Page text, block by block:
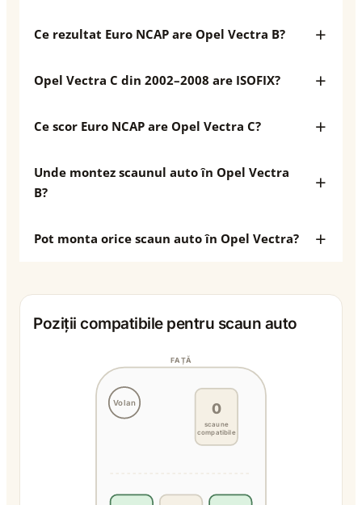
Ce rezultat Euro NCAP are Opel Vectra B?
Opel Vectra C din 2002–2008 are ISOFIX?
Ce scor Euro NCAP are Opel Vectra C?
Unde montez scaunul auto în Opel Vectra
B?
Pot monta orice scaun auto în Opel Vectra?
Poziții compatibile pentru scaun auto
Volan
FAȚĂ
0
scaune
compatibile